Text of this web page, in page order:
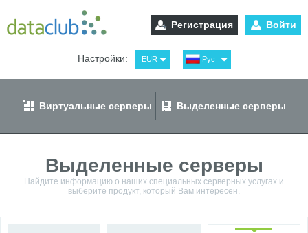
Регистрация Войти
Настройки: EUR
USD
Рус
Eng
Виртуальные серверы Выделенные серверы
Выделенные серверы
Найдите информацию о наших специальных серверных услугах и
выберите продукт, который Вам интересен.